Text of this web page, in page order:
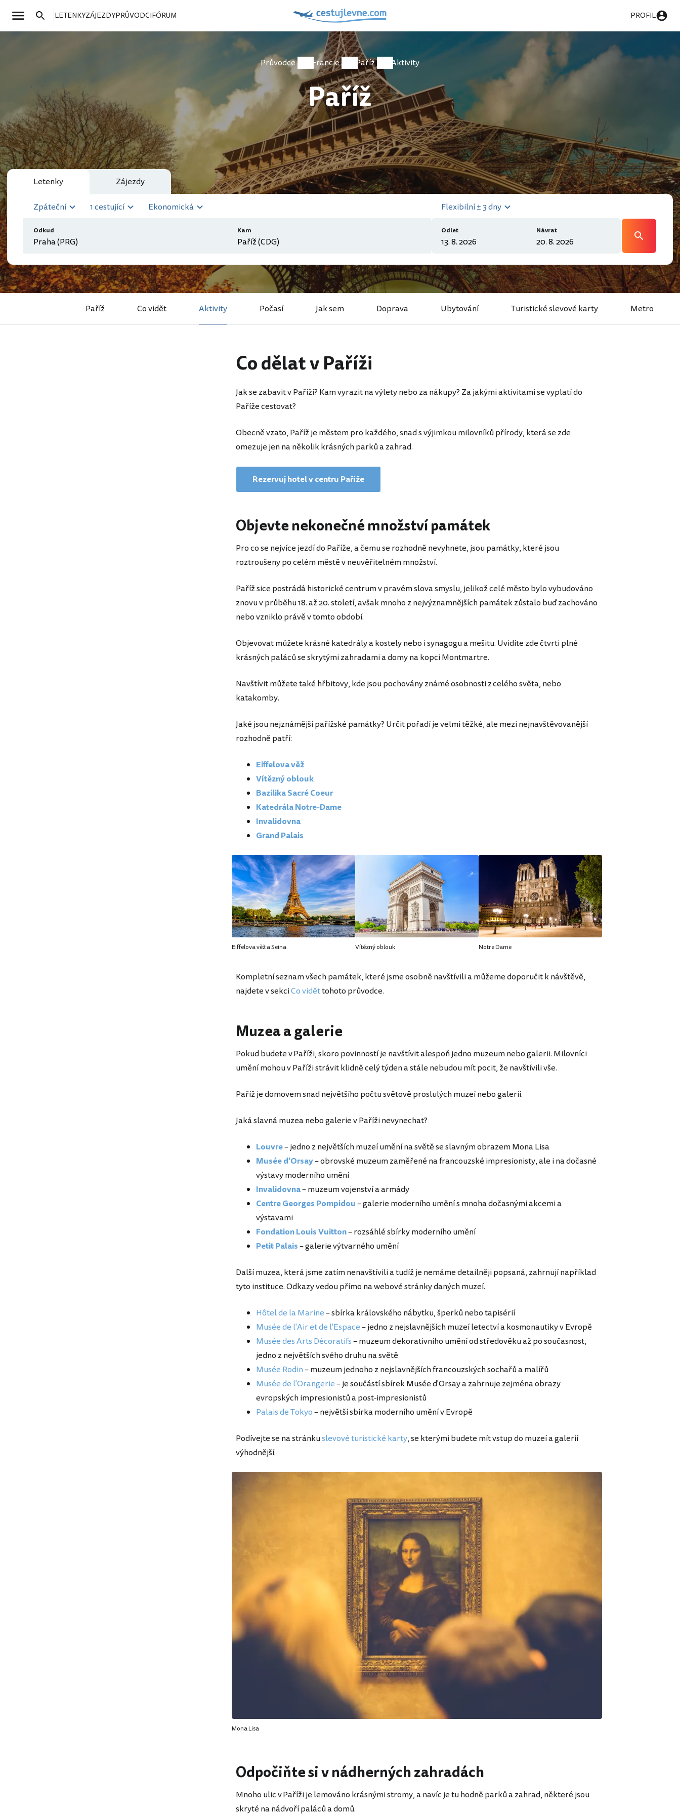
LETENKYZÁJEZDYPRŮVODCIFÓRUM PROFIL
Průvodce Francie Paříž Aktivity
Paříž
Letenky Zájezdy
Zpáteční 1 cestující Ekonomická
Odkud Kam
Flexibilní ± 3 dny
Odlet Návrat
Paříž Co vidět Aktivity Počasí Jak sem Doprava Ubytování Turistické slevové karty Metro
Co dělat v Paříži
Jak se zabavit v Paříži? Kam vyrazit na výlety nebo za nákupy? Za jakými aktivitami se vyplatí do
Paříže cestovat?
Obecně vzato, Paříž je městem pro každého, snad s výjimkou milovníků přírody, která se zde
omezuje jen na několik krásných parků a zahrad.
Rezervuj hotel v centru Paříže
Objevte nekonečné množství památek
Pro co se nejvíce jezdí do Paříže, a čemu se rozhodně nevyhnete, jsou památky, které jsou
roztroušeny po celém městě v neuvěřitelném množství.
Paříž sice postrádá historické centrum v pravém slova smyslu, jelikož celé město bylo vybudováno
znovu v průběhu 18. až 20. století, avšak mnoho z nejvýznamnějších památek zůstalo buď zachováno
nebo vzniklo právě v tomto období.
Objevovat můžete krásné katedrály a kostely nebo i synagogu a mešitu. Uvidíte zde čtvrti plné
krásných paláců se skrytými zahradami a domy na kopci Montmartre.
Navštívit můžete také hřbitovy, kde jsou pochovány známé osobnosti z celého světa, nebo
katakomby.
Jaké jsou nejznámější pařížské památky? Určit pořadí je velmi těžké, ale mezi nejnavštěvovanější
rozhodně patří:
Eiffelova věž
Vítězný oblouk
Bazilika Sacré Coeur
Katedrála Notre-Dame
Invalidovna
Grand Palais
Eiffelova věž a Seina Vítězný oblouk Notre Dame
Kompletní seznam všech památek, které jsme osobně navštívili a můžeme doporučit k návštěvě,
najdete v sekciCo viděttohoto průvodce.
Muzea a galerie
Pokud budete v Paříži, skoro povinností je navštívit alespoň jedno muzeum nebo galerii. Milovníci
umění mohou v Paříži strávit klidně celý týden a stále nebudou mít pocit, že navštívili vše.
Paříž je domovem snad největšího počtu světově proslulých muzeí nebo galerií.
Jaká slavná muzea nebo galerie v Paříži nevynechat?
Louvre– jedno z největších muzeí umění na světě se slavným obrazem Mona Lisa
Musée d'Orsay– obrovské muzeum zaměřené na francouzské impresionisty, ale i na dočasné
výstavy moderního umění
Invalidovna– muzeum vojenství a armády
Centre Georges Pompidou– galerie moderního umění s mnoha dočasnými akcemi a
výstavami
Fondation Louis Vuitton– rozsáhlé sbírky moderního umění
Petit Palais– galerie výtvarného umění
Další muzea, která jsme zatím nenavštívili a tudíž je nemáme detailněji popsaná, zahrnují například
tyto instituce. Odkazy vedou přímo na webové stránky daných muzeí.
Hôtel de la Marine– sbírka královského nábytku, šperků nebo tapisérií
Musée de l'Air et de l'Espace– jedno z nejslavnějších muzeí letectví a kosmonautiky v Evropě
Musée des Arts Décoratifs– muzeum dekorativního umění od středověku až po současnost,
jedno z největších svého druhu na světě
Musée Rodin– muzeum jednoho z nejslavnějších francouzských sochařů a malířů
Musée de l'Orangerie– je součástí sbírek Musée d'Orsay a zahrnuje zejména obrazy
evropských impresionistů a post-impresionistů
Palais de Tokyo– největší sbírka moderního umění v Evropě
Podívejte se na stránkuslevové turistické karty, se kterými budete mít vstup do muzeí a galerií
výhodnější.
Mona Lisa
Odpočiňte si v nádherných zahradách
Mnoho ulic v Paříži je lemováno krásnými stromy, a navíc je tu hodně parků a zahrad, některé jsou
skryté na nádvoří paláců a domů.